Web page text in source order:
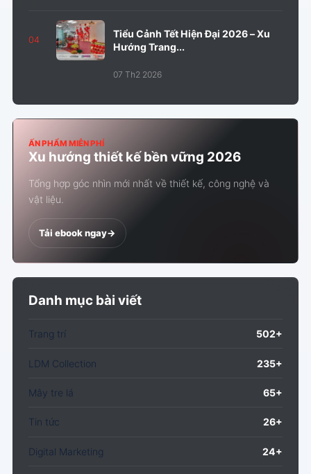
04
Tiểu Cảnh Tết Hiện Đại 2026 – Xu
Hướng Trang...
07 Th2 2026
ẤN PHẨM MIỄN PHÍ
Xu hướng thiết kế bền vững 2026
Tổng hợp góc nhìn mới nhất về thiết kế, công nghệ và
vật liệu.
Tải ebook ngay->
Danh mục bài viết
Trang trí 502+
LDM Collection 235+
Mây tre lá 65+
Tin tức 26+
Digital Marketing 24+